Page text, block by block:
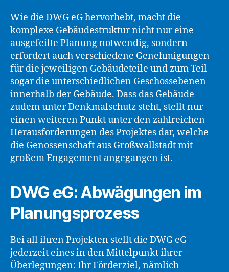
Wie die DWG eG hervorhebt, macht die
komplexe Gebäudestruktur nicht nur eine
ausgefeilte Planung notwendig, sondern
erfordert auch verschiedene Genehmigungen
für die jeweiligen Gebäudeteile und zum Teil
sogar die unterschiedlichen Geschossebenen
innerhalb der Gebäude. Dass das Gebäude
zudem unter Denkmalschutz steht, stellt nur
einen weiteren Punkt unter den zahlreichen
Herausforderungen des Projektes dar, welche
die Genossenschaft aus Großwallstadt mit
großem Engagement angegangen ist.
DWG eG: Abwägungen im
Planungsprozess
Bei all ihren Projekten stellt die DWG eG
jederzeit eines in den Mittelpunkt ihrer
Überlegungen: Ihr Förderziel, nämlich